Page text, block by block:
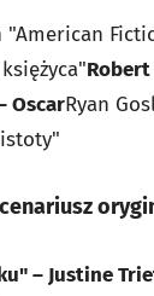
"American
Robert
OscarRyan
– Justine